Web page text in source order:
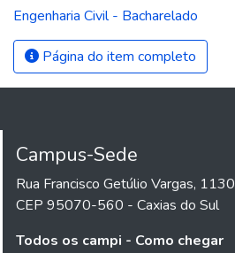
Engenharia Civil - Bacharelado
Página do item completo
Campus-Sede
Rua Francisco Getúlio Vargas, 1130
CEP 95070-560 - Caxias do Sul
Todos os campi - Como chegar